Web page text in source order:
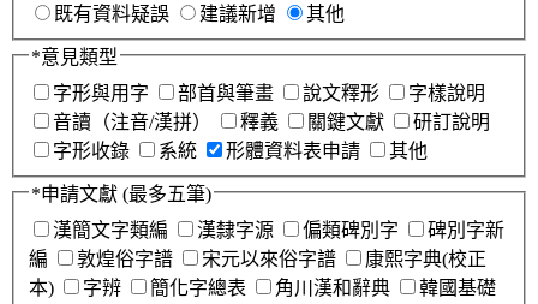
既有資料疑誤
建議新增 其他
*意見類型
字形與用字
部首與筆畫 說文釋形
字樣說明
音讀（注音/漢拼）
釋義 關鍵文獻
研訂說明
字形收錄
系統 形體資料表申請 其他
*申請文獻 (最多五筆)
漢簡文字類編
漢隸字源 偏類碑別字
碑別字新
編
敦煌俗字譜 宋元以來俗字譜
康熙字典(校正
本)
字辨 簡化字總表 角川漢和辭典
韓國基礎